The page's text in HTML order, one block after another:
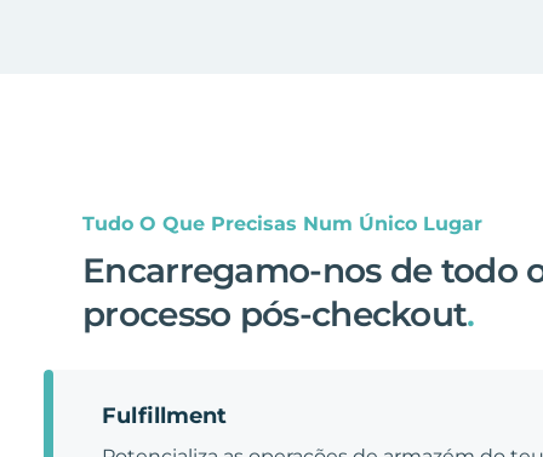
Tudo O Que Precisas Num Único Lugar
Encarregamo-nos de todo
processo pós-checkout.
Fulfillment